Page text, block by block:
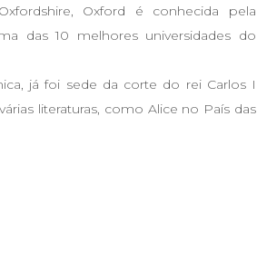
Oxford é conhecida pela
das 10 melhores universidades do
já foi sede da corte do rei Carlos I
literaturas, como Alice no País das